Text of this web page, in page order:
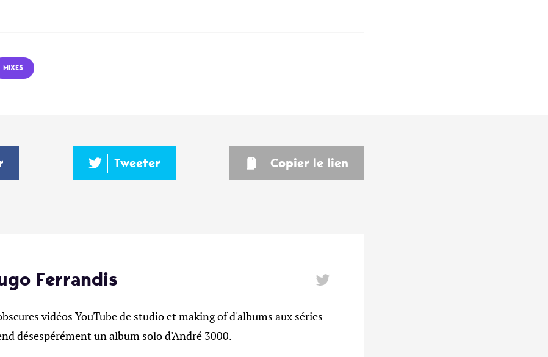
MIXES
Tweeter Copier le lien
Ferrandis
vidéos YouTube de studio et making of d'albums aux séries
désespérément un album solo d'André 3000.